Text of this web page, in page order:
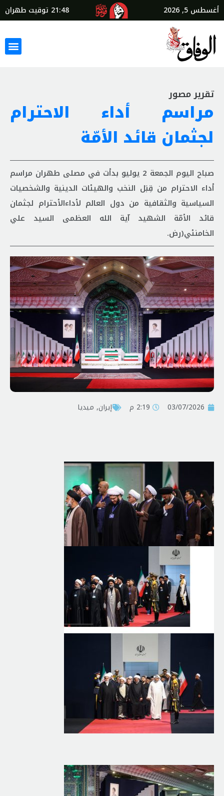
أغسطس 5, 2026 21:48 توقيت طهران
تقرير مصور
مراسم أداء الاحترام
لجثمان قائد الأمّة
صباح اليوم الجمعة 2 يوليو بدأت في مصلى طهران مراسم
أداء الاحترام من قِبَل النخب والهيئات الدينية والشخصيات
السياسية والثقافية من دول العالم لأداءالأحترام لجثمان
قائد الأمّة الشهيد آية الله العظمى السيد علي
الخامنئي(رض.
03/07/2026 2:19 م إيران, ميديا